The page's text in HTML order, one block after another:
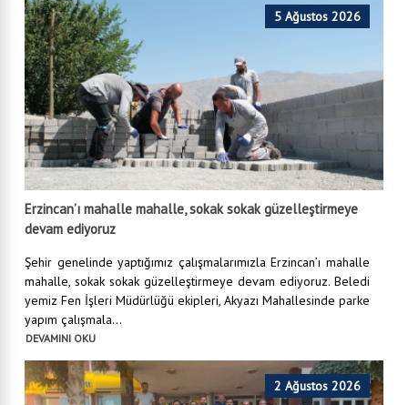
5 Ağustos 2026
Erzincan’ı mahalle mahalle, sokak sokak güzelleştirmeye
devam ediyoruz
Şehir genelinde yaptığımız çalışmalarımızla Erzincan’ı mahalle
mahalle, sokak sokak güzelleştirmeye devam ediyoruz. Beledi
yemiz Fen İşleri Müdürlüğü ekipleri, Akyazı Mahallesinde parke
yapım çalışmala...
DEVAMINI OKU
2 Ağustos 2026